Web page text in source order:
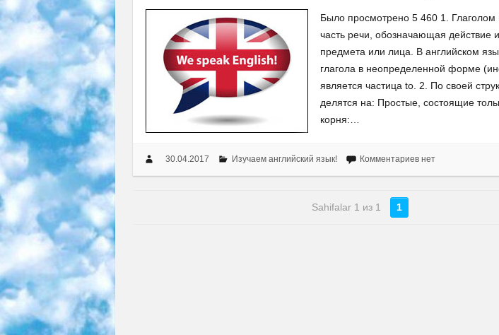
Было просмотрено 5 460 1. Глаголом
часть речи, обозначающая действие
предмета или лица. В английском
глагола в неопределенной форме
является частица to. 2. По своей
делятся на: Простые, состоящие
корня:…
30.04.2017 Изучаем английский язык! Комментариев нет
Sahifalar 1 из 1 1